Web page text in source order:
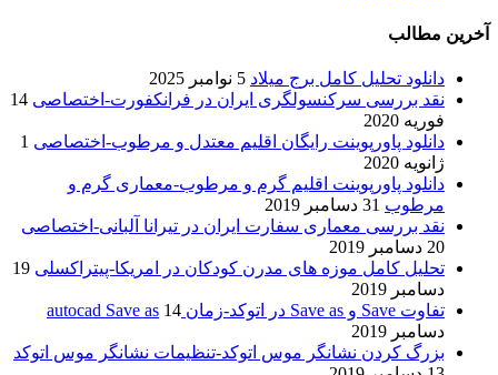
آخرین مطالب
دانلود تحلیل کامل برج میلاد 5 نوامبر 2025
نقد بررسی سرکنسولگری ایران در فرانکفورت-اختصاصی 14
فوریه 2020
دانلود پاورپوینت رایگان اقلیم معتدل و مرطوب-اختصاصی 1
ژانویه 2020
دانلود پاورپوینت اقلیم گرم و مرطوب-معماری گرم و
مرطوب 31 دسامبر 2019
نقد بررسی معماری سفارت ایران در تیرانا آلبانی-اختصاصی
20 دسامبر 2019
تحلیل کامل موزه های مدرن کودکان در امریکا-پیتراکسلی 19
دسامبر 2019
تفاوت Save و Save as در اتوکد-زمان autocad Save as
14
دسامبر 2019
بزرگ کردن نشانگر موس اتوکد-تنظیمات نشانگر موس اتوکد